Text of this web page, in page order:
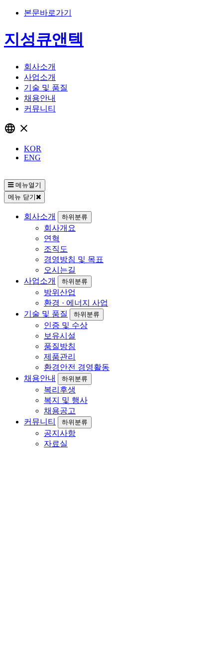
본문바로가기
지성큐앤텍
회사소개
사업소개
기술 및 품질
채용안내
커뮤니티
language close
KOR
ENG
메뉴열기
메뉴 닫기
회사소개 하위분류
회사개요
연혁
조직도
경영방침 및 목표
오시는길
사업소개
하위분류
방위산업
환경 · 에너지 사업
기술 및 품질
하위분류
인증 및 수상
보유시설
품질방침
제품관리
환경안전 경영활동
채용안내
하위분류
복리후생
복지 및 행사
채용공고
커뮤니티
하위분류
공지사항
자료실